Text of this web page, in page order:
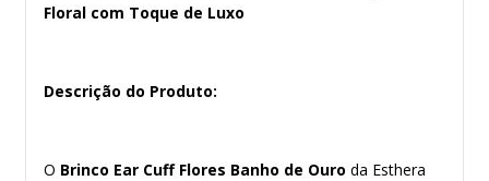
Floral com Toque de Luxo
Descrição do Produto:
O Brinco Ear Cuff Flores Banho de Ouro da Esthera